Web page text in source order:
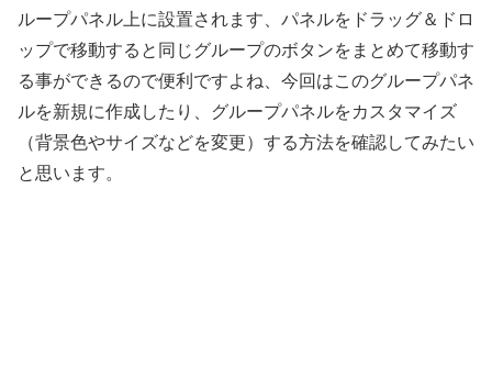
ループパネル上に設置されます、パネルをドラッグ＆ドロ
ップで移動すると同じグループのボタンをまとめて移動す
る事ができるので便利ですよね、今回はこのグループパネ
ルを新規に作成したり、グループパネルをカスタマイズ
（背景色やサイズなどを変更）する方法を確認してみたい
と思います。